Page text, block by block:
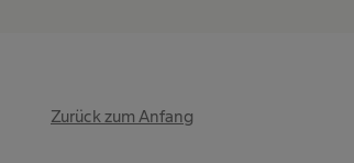
Zurück zum Anfang